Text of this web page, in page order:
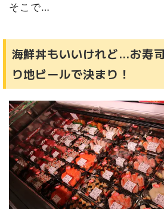
そこで…
海鮮丼もいいけれど…お寿
り地ビールで決まり！